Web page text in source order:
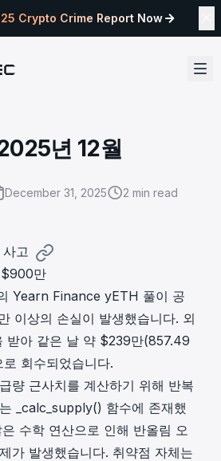
Crypto Crime Report Now
년 12월
December 31, 2025 2 min read
고
만
Yearn Finance yETH 풀이 공
이상의 손실이 발생했습니다. 외
받아 같은 날 약 $239만(857.49
로 회수되었습니다.
량 근사치를 계산하기 위해 반복
_calc_supply() 함수에 존재했
수학 연산으로 인해 반올림 오
가 발생했습니다. 취약점 자체는